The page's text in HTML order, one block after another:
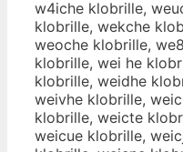
w4iche klobrille,
klobrille, wekche
weoche klobrille,
klobrille, wei he
klobrille, weidhe
weivhe klobrille,
klobrille, weicte
weicue klobrille,